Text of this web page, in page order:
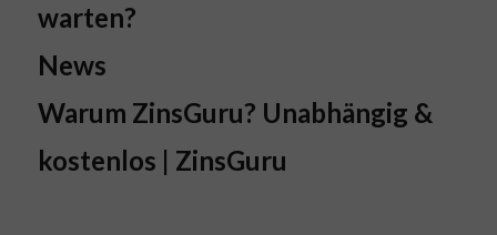
warten?
News
Warum ZinsGuru? Unabhängig &
kostenlos | ZinsGuru